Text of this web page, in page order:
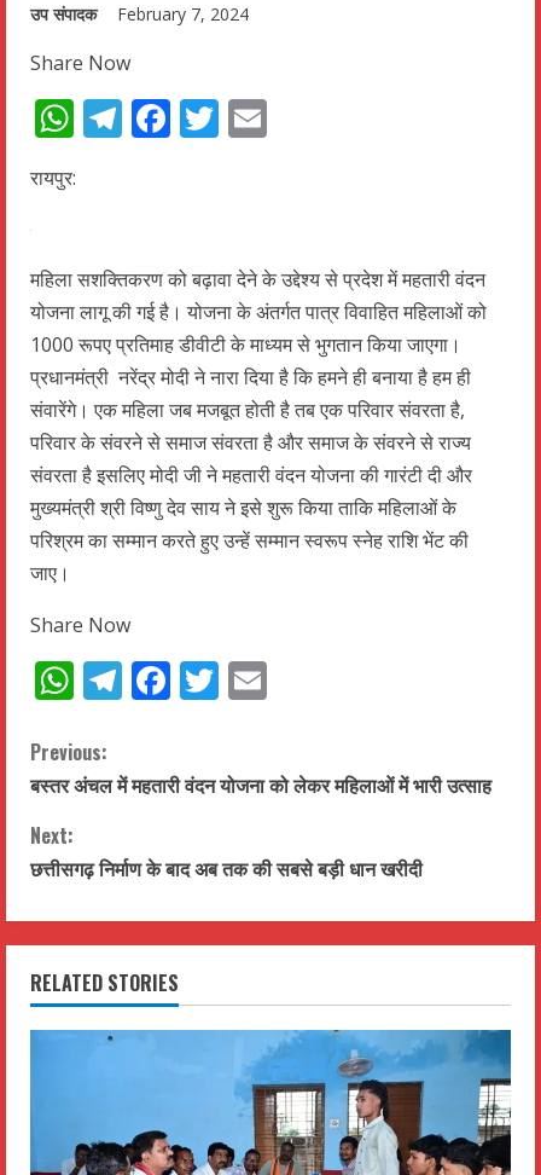
उप संपादक February 7, 2024
Share Now
WhatsApp
Telegram
Facebook
Twitter
रायपुर:
महिला सशक्तिकरण को बढ़ावा देने के उद्देश्य से प्रदेश में महतारी वंदन
योजना लागू की गई है। योजना के अंतर्गत पात्र विवाहित महिलाओं को
1000 रूपए प्रतिमाह डीवीटी के माध्यम से भुगतान किया जाएगा।
प्रधानमंत्री नरेंद्र मोदी ने नारा दिया है कि हमने ही बनाया है हम ही
संवारेंगे। एक महिला जब मजबूत होती है तब एक परिवार संवरता है,
परिवार के संवरने से समाज संवरता है और समाज के संवरने से राज्य
संवरता है इसलिए मोदी जी ने महतारी वंदन योजना की गारंटी दी और
मुख्यमंत्री श्री विष्णु देव साय ने इसे शुरू किया ताकि महिलाओं के
परिश्रम का सम्मान करते हुए उन्हें सम्मान स्वरूप स्नेह राशि भेंट की
जाए।
Share Now
WhatsApp
Telegram
Facebook
Twitter
C
o
n
t
i
n
Previous:
बस्तर अंचल में महतारी वंदन योजना को लेकर महिलाओं में भारी उत्साह
Next:
छत्तीसगढ़ निर्माण के बाद अब तक की सबसे बड़ी धान खरीदी
RELATED STORIES